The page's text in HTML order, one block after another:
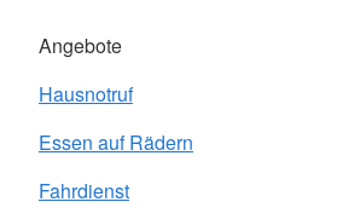
Angebote
Hausnotruf
Essen auf Rädern
Fahrdienst